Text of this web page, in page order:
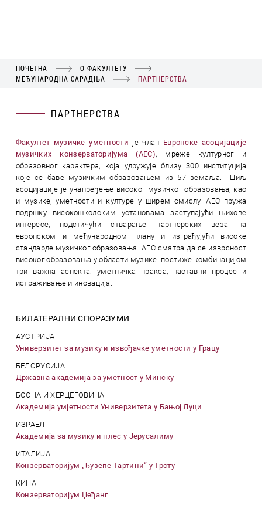
ПОЧЕТНА
О ФАКУЛТЕТУ
МЕЂУНАРОДНА САРАДЊА
ПАРТНЕРСТВА
ПАРТНЕРСТВА
Факултет музичке уметности је члан Европске асоцијације
музичких конзерваторијума (AEC), мреже културног и
образовног карактера, којa удружује близу 300 институција
које се баве музичким образовањем из 57 земаља. Циљ
асоцијације је унапређење високог музичког образовања, као
и музике, уметности и културе у ширем смислу. AEC пружа
подршку високошколским установама заступајући њихове
интересе, подстичући стварање партнерских веза на
европском и међународном плану и изграђујући високе
стандарде музичког образовања. AEC сматра да се изврсност
високог образовања у области музике постиже комбинацијом
три важна аспекта: уметничка пракса, наставни процес и
истраживање и иновација.
БИЛАТЕРАЛНИ СПОРАЗУМИ
АУСТРИЈА
Универзитет за музику и извођачке уметности у Грацу
БЕЛОРУСИЈА
Државна академија за уметност у Минску
БОСНА И ХЕРЦЕГОВИНА
Академија умјетности Универзитета у Бањој Луци
ИЗРАЕЛ
Академија за музику и плес у Јерусалиму
ИТАЛИЈА
Конзерваторијум „Ђузепе Тартини“ у Трсту
КИНА
Конзерваторијум Џеђанг